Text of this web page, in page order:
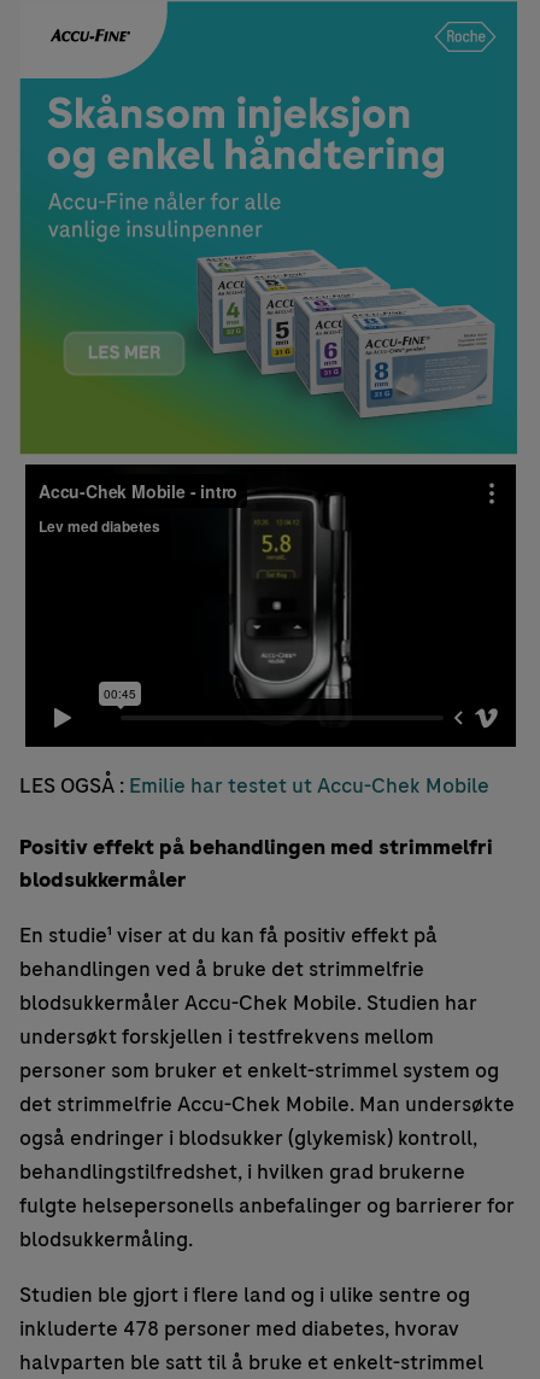
LES OGSÅ : Emilie har testet ut Accu-Chek Mobile
Positiv effekt på behandlingen med strimmelfri
blodsukkermåler
En studie¹ viser at du kan få positiv effekt på
behandlingen ved å bruke det strimmelfrie
blodsukkermåler Accu-Chek Mobile. Studien har
undersøkt forskjellen i testfrekvens mellom
personer som bruker et enkelt-strimmel system og
det strimmelfrie Accu-Chek Mobile. Man undersøkte
også endringer i blodsukker (glykemisk) kontroll,
behandlingstilfredshet, i hvilken grad brukerne
fulgte helsepersonells anbefalinger og barrierer for
blodsukkermåling.
Studien ble gjort i flere land og i ulike sentre og
inkluderte 478 personer med diabetes, hvorav
halvparten ble satt til å bruke et enkelt-strimmel